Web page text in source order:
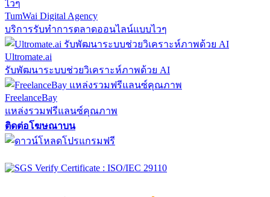
TumWai Digital Agency
บริการรับทำการตลาดออนไลน์แบบไวๆ
Ultromate.ai
รับพัฒนาระบบช่วยวิเคราะห์ภาพด้วย AI
FreelanceBay
แหล่งรวมฟรีแลนซ์คุณภาพ
ติดต่อโฆษณาบน